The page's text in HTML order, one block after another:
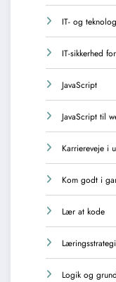
IT- og
IT-sikkerhed
JavaScript
JavaScript til
Karriereveje i
Kom godt i
Lær at kode
Logik og